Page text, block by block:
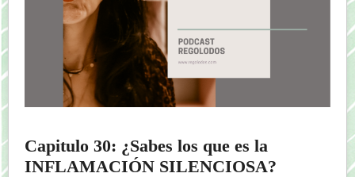
Capitulo 30: ¿Sabes los que es la
INFLAMACIÓN SILENCIOSA?